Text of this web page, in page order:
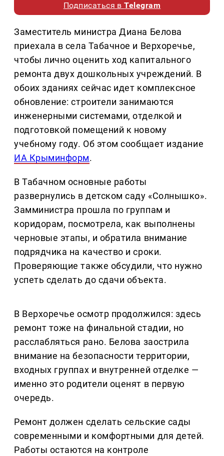
Подписаться вTelegram
Заместитель министра Диана Белова
приехала в села Табачное и Верхоречье,
чтобы лично оценить ход капитального
ремонта двух дошкольных учреждений. В
обоих зданиях сейчас идет комплексное
обновление: строители занимаются
инженерными системами, отделкой и
подготовкой помещений к новому
учебному году. Об этом сообщает издание
ИА Крыминформ.
В Табачном основные работы
развернулись в детском саду «Солнышко».
Замминистра прошла по группам и
коридорам, посмотрела, как выполнены
черновые этапы, и обратила внимание
подрядчика на качество и сроки.
Проверяющие также обсудили, что нужно
успеть сделать до сдачи объекта.
В Верхоречье осмотр продолжился: здесь
ремонт тоже на финальной стадии, но
расслабляться рано. Белова заострила
внимание на безопасности территории,
входных группах и внутренней отделке —
именно это родители оценят в первую
очередь.
Ремонт должен сделать сельские сады
современными и комфортными для детей.
Работы остаются на контроле